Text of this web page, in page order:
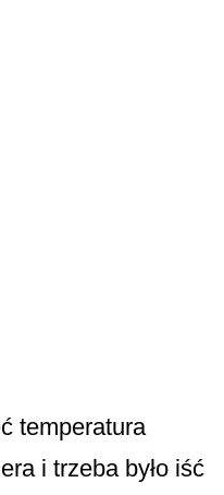
temperatura
i trzeba było iść